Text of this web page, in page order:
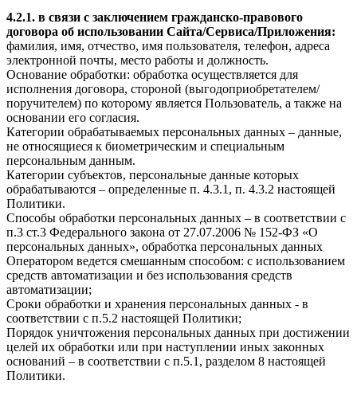
4.2.1. в связи с заключением гражданско-правового
договора об использовании Сайта/Сервиса/Приложения:
фамилия, имя, отчество, имя пользователя, телефон, адреса
электронной почты, место работы и должность.
Основание обработки: обработка осуществляется для
исполнения договора, стороной (выгодоприобретателем/
поручителем) по которому является Пользователь, а также на
основании его согласия.
Категории обрабатываемых персональных данных – данные,
не относящиеся к биометрическим и специальным
персональным данным.
Категории субъектов, персональные данные которых
обрабатываются – определенные п. 4.3.1, п. 4.3.2 настоящей
Политики.
Способы обработки персональных данных – в соответствии с
п.3 ст.3 Федерального закона от 27.07.2006 № 152-ФЗ «О
персональных данных», обработка персональных данных
Оператором ведется смешанным способом: с использованием
средств автоматизации и без использования средств
автоматизации;
Сроки обработки и хранения персональных данных - в
соответствии с п.5.2 настоящей Политики;
Порядок уничтожения персональных данных при достижении
целей их обработки или при наступлении иных законных
оснований – в соответствии с п.5.1, разделом 8 настоящей
Политики.